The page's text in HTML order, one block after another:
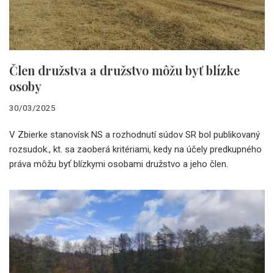
Člen družstva a družstvo môžu byť blízke
osoby
30/03/2025
V Zbierke stanovísk NS a rozhodnutí súdov SR bol publikovaný
rozsudok., kt. sa zaoberá kritériami, kedy na účely predkupného
práva môžu byť blízkymi osobami družstvo a jeho člen.